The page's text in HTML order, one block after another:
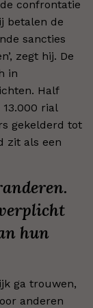
confrontatie
betalen de
sancties
zegt hij. De
in
Half
rial
gekelderd tot
zit als een
hun
ga trouwen,
anderen